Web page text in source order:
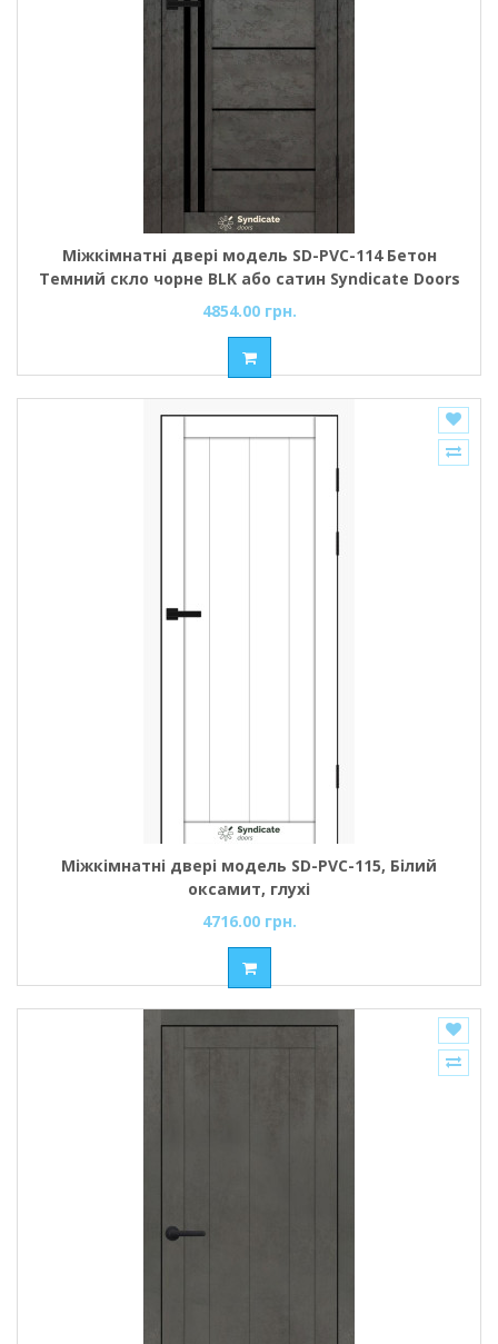
Міжкімнатні двері модель SD-PVC-114 Бетон
Темний скло чорне BLK або сатин Syndicate Doors
4854.00 грн.
Міжкімнатні двері модель SD-PVC-115, Білий
оксамит, глухі
4716.00 грн.